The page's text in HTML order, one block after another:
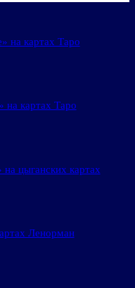
на картах Таро
на картах Таро
цыганских картах
Ленорман